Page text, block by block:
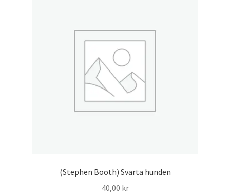
(Stephen Booth) Svarta hunden
40,00 kr